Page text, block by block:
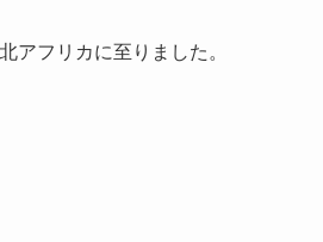
アフリカに至りました。